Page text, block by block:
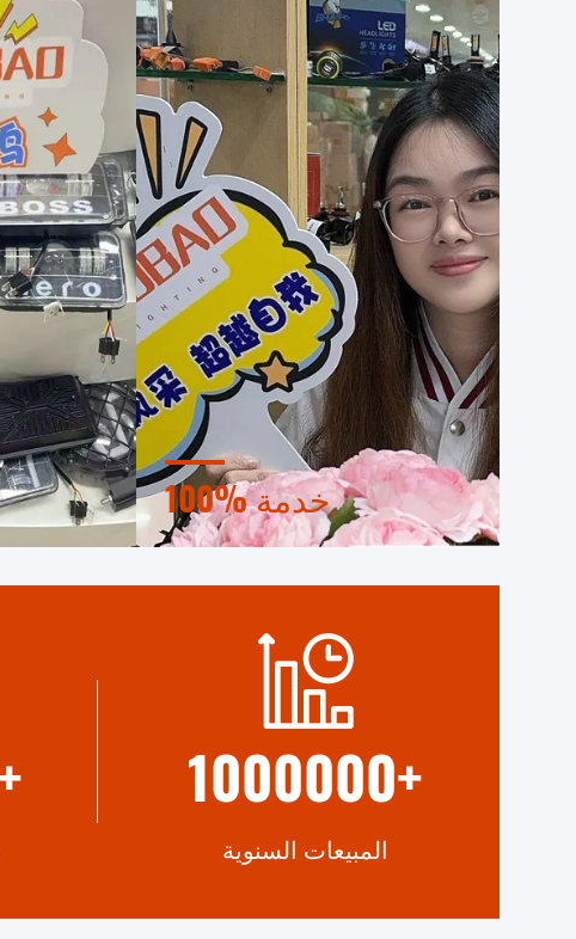
مربع. كل
100% خدمة
واحد لمتابعة مع العملاء لضمان أفضل
1000000+
المبيعات السنوية